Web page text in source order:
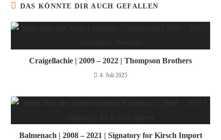
DAS KÖNNTE DIR AUCH GEFALLEN
Craigellachie | 2009 – 2022 | Thompson Brothers
4. Juli 2025
Balmenach | 2008 – 2021 | Signatory for Kirsch Import